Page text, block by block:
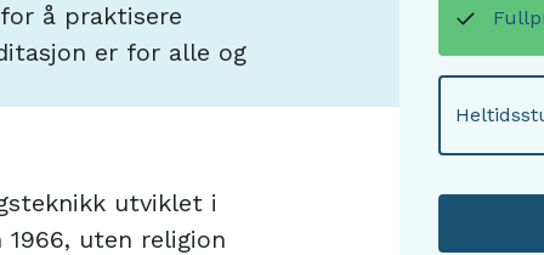
å praktisere
er for alle og
utviklet i
1966, uten religion